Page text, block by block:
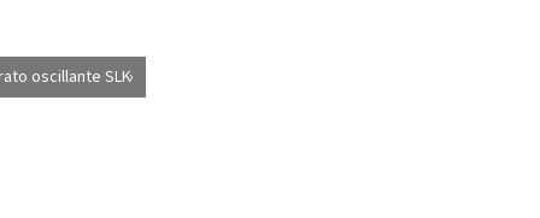
oscillante SLK